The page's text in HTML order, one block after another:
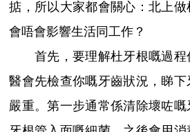
掂，所以大家都會關心：北上做
會唔會影響生活同工作？
首先，要理解杜牙根嘅過程
醫會先檢查你嘅牙齒狀況，睇
嚴重。第一步通常係清除壞咗